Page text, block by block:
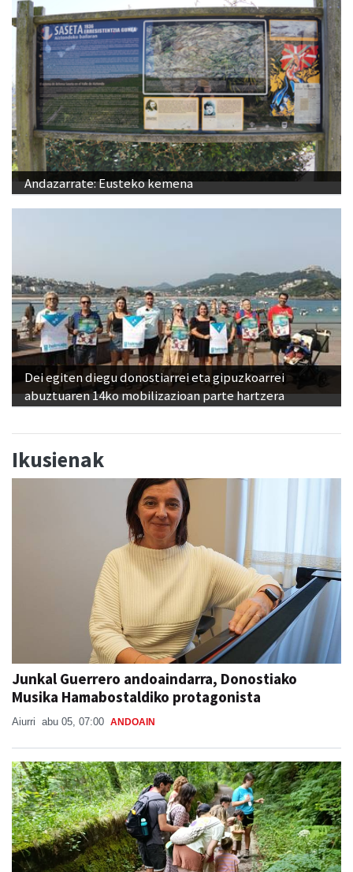
Andazarrate: Eusteko kemena
Dei egiten diegu donostiarrei eta gipuzkoarrei
abuztuaren 14ko mobilizazioan parte hartzera
Ikusienak
Junkal Guerrero andoaindarra, Donostiako
Musika Hamabostaldiko protagonista
Aiurri abu 05, 07:00 ANDOAIN